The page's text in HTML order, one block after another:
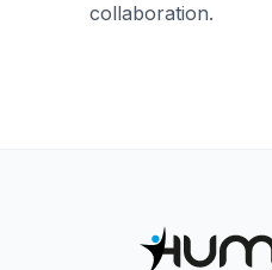
collaboration.